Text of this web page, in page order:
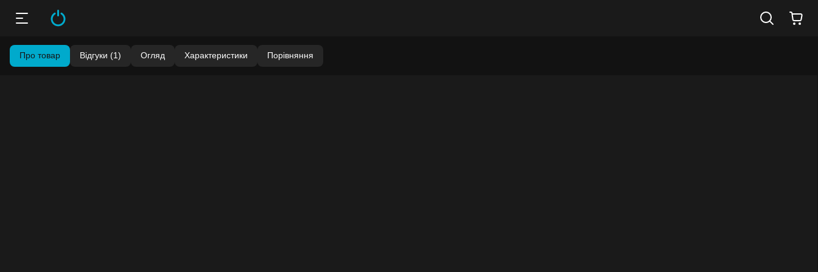
Про товар Відгуки (1) Огляд Характеристики Порівняння